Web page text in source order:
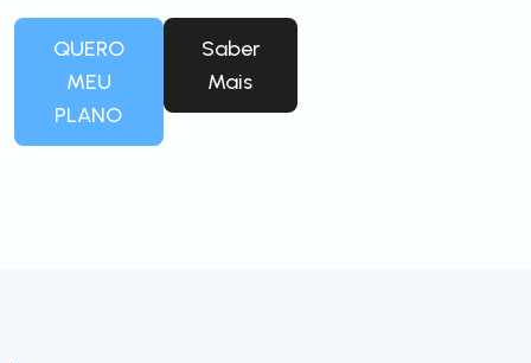
QUERO
MEU
PLANO
Saber
Mais